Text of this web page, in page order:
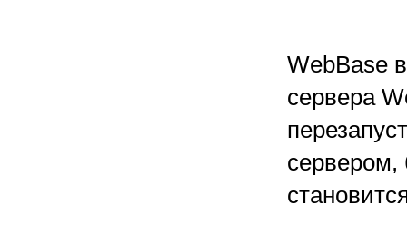
WebBase
сервера
сервером,